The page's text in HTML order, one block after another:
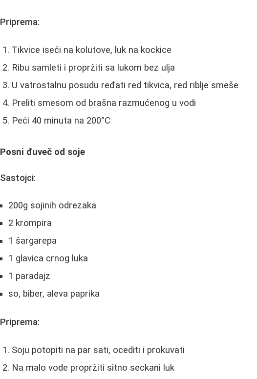
Priprema:
Tikvice iseći na kolutove, luk na kockice
Ribu samleti i propržiti sa lukom bez ulja
U vatrostalnu posudu ređati red tikvica, red riblje smeše
Preliti smesom od brašna razmućenog u vodi
Peći 40 minuta na 200°C
Posni đuveč od soje
Sastojci:
200g sojinih odrezaka
2 krompira
1 šargarepa
1 glavica crnog luka
1 paradajz
so, biber, aleva paprika
Priprema:
Soju potopiti na par sati, ocediti i prokuvati
Na malo vode propržiti sitno seckani luk